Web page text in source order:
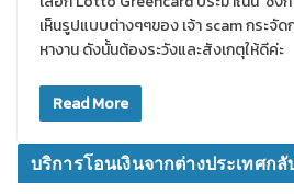
เห็นรูปแบบต่างๆๆของ เจ้า scam กระจัด
หางาน ดังนั้นต้องระวังและสังเกตุให้ดีค่ะ
Read More
บริการโอนเงินจากต่างประเทศกลั